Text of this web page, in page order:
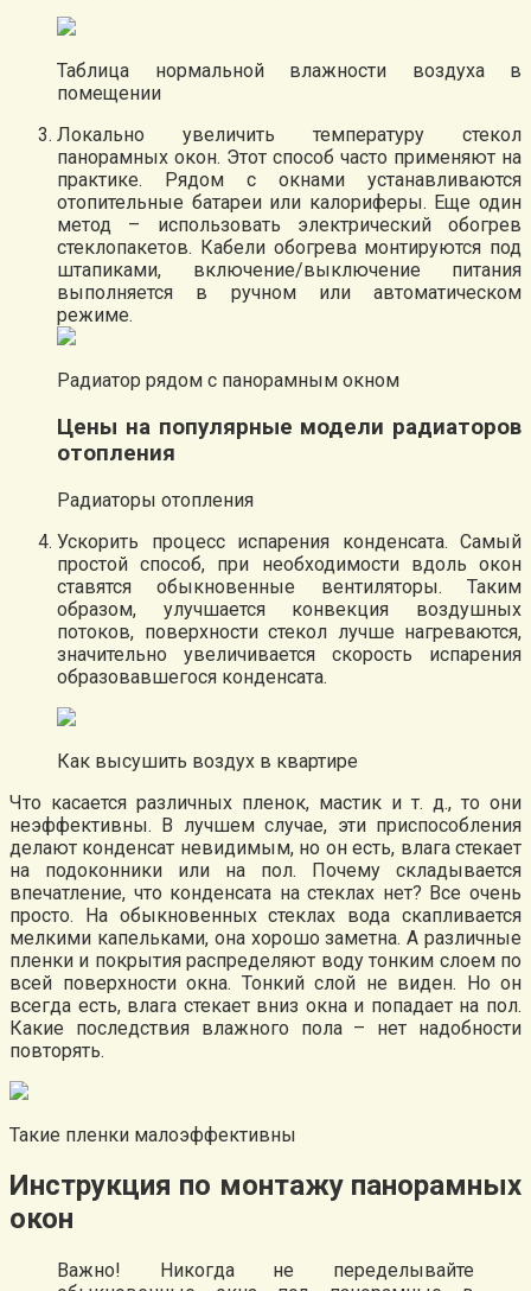
Таблица нормальной влажности воздуха в
помещении
Локально увеличить температуру стекол
панорамных окон. Этот способ часто применяют на
практике. Рядом с окнами устанавливаются
отопительные батареи или калориферы. Еще один
метод – использовать электрический обогрев
стеклопакетов. Кабели обогрева монтируются под
штапиками, включение/выключение питания
выполняется в ручном или автоматическом
режиме.
Радиатор рядом с панорамным окном
Цены на популярные модели радиаторов
отопления
Радиаторы отопления
Ускорить процесс испарения конденсата. Самый
простой способ, при необходимости вдоль окон
ставятся обыкновенные вентиляторы. Таким
образом, улучшается конвекция воздушных
потоков, поверхности стекол лучше нагреваются,
значительно увеличивается скорость испарения
образовавшегося конденсата.
Как высушить воздух в квартире
Что касается различных пленок, мастик и т. д., то они
неэффективны. В лучшем случае, эти приспособления
делают конденсат невидимым, но он есть, влага стекает
на подоконники или на пол. Почему складывается
впечатление, что конденсата на стеклах нет? Все очень
просто. На обыкновенных стеклах вода скапливается
мелкими капельками, она хорошо заметна. А различные
пленки и покрытия распределяют воду тонким слоем по
всей поверхности окна. Тонкий слой не виден. Но он
всегда есть, влага стекает вниз окна и попадает на пол.
Какие последствия влажного пола – нет надобности
повторять.
Такие пленки малоэффективны
Инструкция по монтажу панорамных
окон
Важно! Никогда не переделывайте